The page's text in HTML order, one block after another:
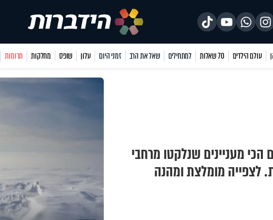
עולם הילדים 70 שאלות למתחילים שאל את הרב זמני היום עלון שופס מחלקות תרומות
הכי מעניינים שנלקטו מרחבי
לצפייה מומלצת ומהנה